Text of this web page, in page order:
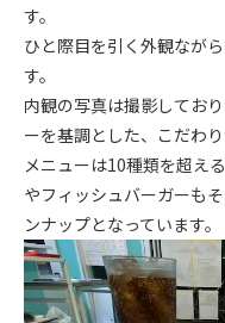
す。
ひと際目を引く外観なが
す。
内観の写真は撮影してお
ーを基調とした、こだわ
メニューは10種類を超え
やフィッシュバーガーも
ンナップとなっています。